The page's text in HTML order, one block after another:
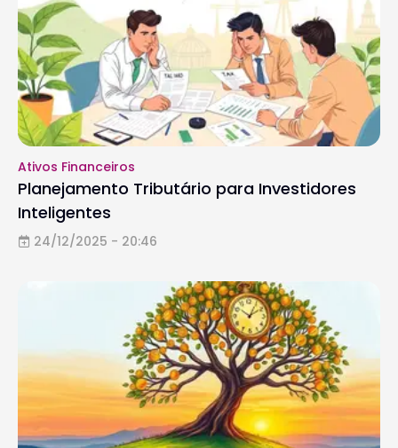
Ativos Financeiros
Planejamento Tributário para Investidores
Inteligentes
24/12/2025 - 20:46